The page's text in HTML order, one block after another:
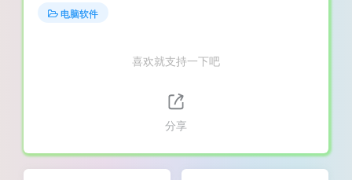
电脑软件
喜欢就支持一下吧
分享